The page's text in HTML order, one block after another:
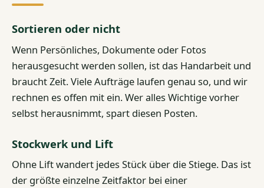
Sortieren oder nicht
Wenn Persönliches, Dokumente oder Fotos
herausgesucht werden sollen, ist das Handarbeit und
braucht Zeit. Viele Aufträge laufen genau so, und wir
rechnen es offen mit ein. Wer alles Wichtige vorher
selbst herausnimmt, spart diesen Posten.
Stockwerk und Lift
Ohne Lift wandert jedes Stück über die Stiege. Das ist
der größte einzelne Zeitfaktor bei einer